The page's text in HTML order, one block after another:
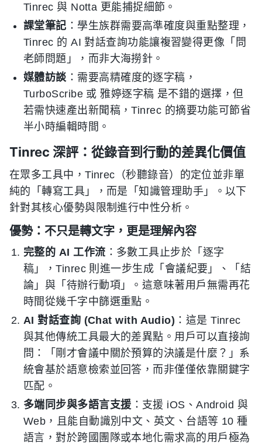
Tinrec 與 Notta 更能捕捉細節。
課堂筆記 ：學生族群需要高準確度與重點整理，
Tinrec 的 AI 對話查詢功能讓複習變得更像「問
老師問題」，而非大海撈針。
媒體訪談 ：需要高精確度的逐字稿，
TurboScribe 或 雅婷逐字稿 是不錯的選擇，但
若需快速產出新聞稿，Tinrec 的摘要功能可節省
半小時編輯時間。
Tinrec 深評：從錄音到行動的差異化價值
在眾多工具中，Tinrec（秒聽錄音）的定位並非單
純的「轉寫工具」，而是「知識管理助手」。以下
針對其核心優勢與限制進行中性分析。
優勢：不只是轉文字，更是理解內容
完整的 AI 工作流 ：多數工具止步於「逐字
稿」，Tinrec 則進一步生成「會議紀要」、「結
論」與「待辦行動項」。這意味著用戶無需再花
時間從幾千字中篩選重點。
AI 對話查詢 (Chat with Audio) ：這是 Tinrec
與其他傳統工具最大的差異點。用戶可以直接詢
問：「剛才會議中關於預算的決議是什麼？」系
統會基於語意檢索並回答，而非僅僅依靠關鍵字
匹配。
多端同步與多語言支援 ：支援 iOS、Android 與
Web，且能自動識別中文、英文、台語等 10 種
語言，對於跨國團隊或本地化需求高的用戶極為